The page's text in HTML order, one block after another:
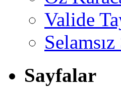
Valide
Sayfalar